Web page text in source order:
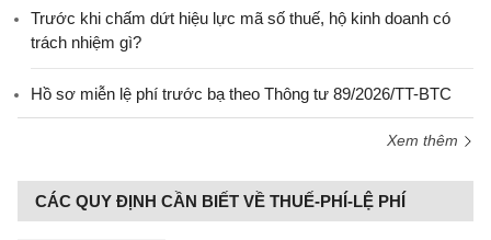
Trước khi chấm dứt hiệu lực mã số thuế, hộ kinh doanh có
trách nhiệm gì?
Hồ sơ miễn lệ phí trước bạ theo Thông tư 89/2026/TT-BTC
Xem thêm
CÁC QUY ĐỊNH CẦN BIẾT VỀ THUẾ-PHÍ-LỆ PHÍ